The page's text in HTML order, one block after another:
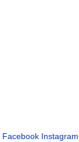
Facebook Instagram